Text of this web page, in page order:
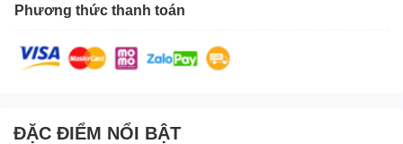
Phương thức thanh toán
ĐẶC ĐIỂM NỔI BẬT